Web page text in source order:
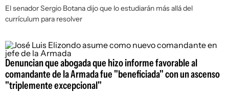
El senador Sergio Botana dijo que lo estudiarán más allá del
currículum para resolver
Denuncian que abogada que hizo informe favorable al
comandante de la Armada fue "beneficiada" con un ascenso
"triplemente excepcional"